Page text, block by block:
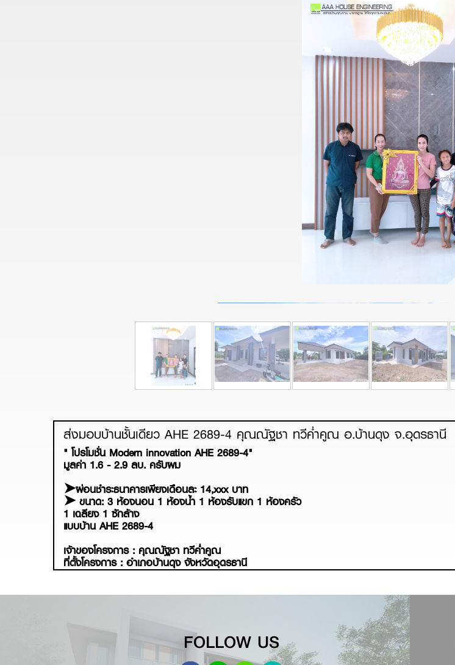
ส่งมอบบ้านชั้นเดียว AHE 2689-4 คุณณัฐชา ทวีค่ำคูณ อ.บ้านดุง จ.อุดรธานี
" โปรโมชั่น Modern innovation AHE 2689-4"
มูลค่า 1.6 - 2.9 ลบ. ครับผม
➤ผ่อนชำระธนาคารเพียงเดือนละ 14,xxx บาท
➤ ขนาด: 3 ห้องนอน 1 ห้องน้ำ 1 ห้องรับแขก 1 ห้องครัว
1 เฉลียง 1 ซักล้าง
แบบบ้าน AHE 2689-4
เจ้าของโครงการ : คุณณัฐชา ทวีค่ำคูณ
ที่ตั้งโครงการ : อำเภอบ้านดุง จังหวัดอุดรธานี
FOLLOW US